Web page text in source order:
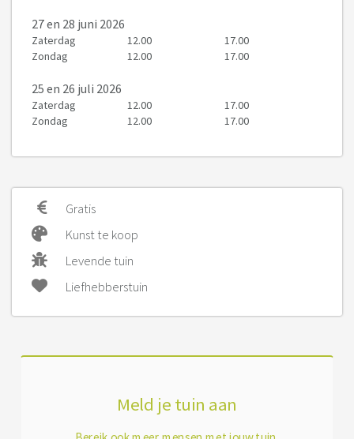
27en 28 juni 2026
Zaterdag 12.00
17.00
Zondag
12.00 17.00
25 en 26 juli 2026
Zaterdag 12.00
17.00
Zondag
12.00 17.00
Gratis
Kunst te koop
Levende tuin
Liefhebberstuin
Meld je tuin aan